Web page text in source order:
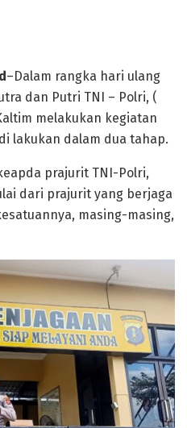
–Dalam rangka hari ulang
dan Putri TNI – Polri, (
melakukan kegiatan
lakukan dalam dua tahap.
prajurit TNI-Polri,
dari prajurit yang berjaga
masing-masing,